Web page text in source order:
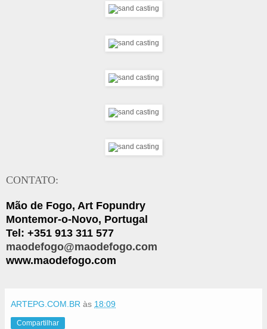
CONTATO:
Mão de Fogo, Art Fopundry
Montemor-o-Novo, Portugal
Tel: +351 913 311 577
maodefogo@maodefogo.com
www.maodefogo.com
ARTEPG.COM.BR às 18:09
Compartilhar